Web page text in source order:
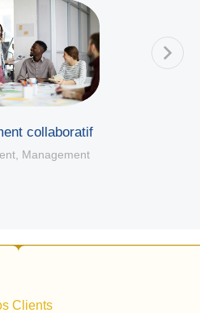
collaboratif
, Management
Clients